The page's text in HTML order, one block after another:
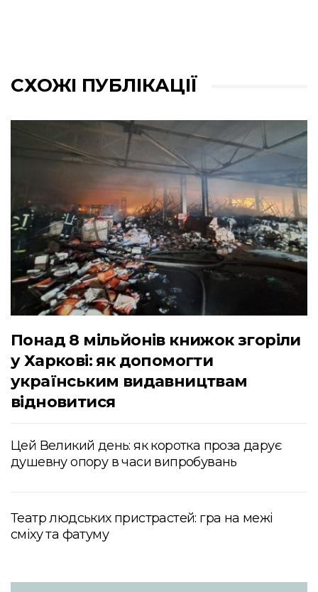
СХОЖІ ПУБЛІКАЦІЇ
Понад 8 мільйонів книжок згоріли
у Харкові: як допомогти
українським видавництвам
відновитися
Цей Великий день: як коротка проза дарує
душевну опору в часи випробувань
Театр людських пристрастей: гра на межі
сміху та фатуму